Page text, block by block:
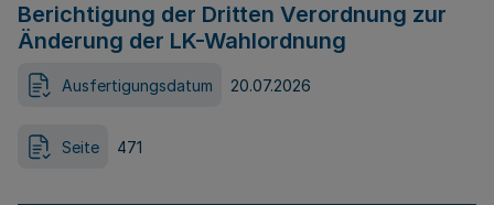
Berichtigung der Dritten Verordnung zur
Änderung der LK-Wahlordnung
Ausfertigungsdatum 20.07.2026
Seite 471